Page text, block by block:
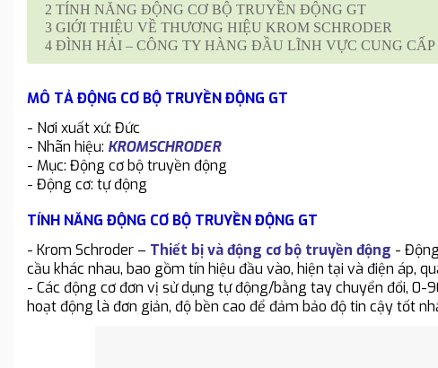
2 TÍNH NĂNG ĐỘNG CƠ BỘ TRUYỀN ĐỘNG GT
3 GIỚI THIỆU VỀ THƯƠNG HIỆU KROM SCHRODER
4 ĐÌNH HẢI – CÔNG TY HÀNG ĐẦU LĨNH VỰC CUNG
MÔ TẢ ĐỘNG CƠ BỘ TRUYỀN ĐỘNG GT
- Nơi xuất xứ: Đức
- Nhãn hiệu: KROMSCHRODER
- Mục: Động cơ bộ truyền động
- Động cơ: tự động
TÍNH NĂNG ĐỘNG CƠ BỘ TRUYỀN ĐỘNG GT
- Krom Schroder – Thiết bị và động cơ bộ truyền động -
cầu khác nhau, bao gồm tín hiệu đầu vào, hiện tại và điện áp,
- Các động cơ đơn vị sử dụng tự động/bằng tay chuyển đổi,
hoạt động là đơn giản, độ bền cao để đảm bảo độ tin cậy tốt